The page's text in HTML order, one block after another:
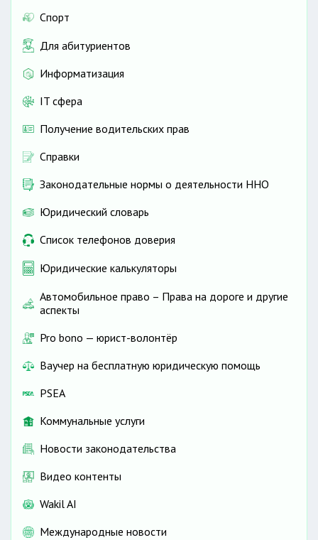
Спорт
Для абитуриентов
Информатизация
IT сфера
Получение водительских прав
Справки
Законодательные нормы о деятельности ННО
Юридический словарь
Список телефонов доверия
Юридические калькуляторы
Автомобильное право – Права на дороге и другие
аспекты
Pro bono — юрист-волонтёр
Ваучер на бесплатную юридическую помощь
PSEA
Коммунальные услуги
Новости законодательства
Видео контенты
Wakil AI
Международные новости